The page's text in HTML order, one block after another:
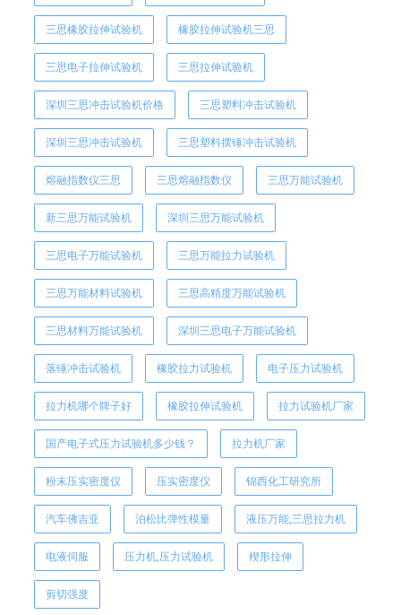
三思橡胶拉伸试验机 橡胶拉伸试验机三思
三思电子拉伸试验机 三思拉伸试验机
深圳三思冲击试验机价格 三思塑料冲击试验机
深圳三思冲击试验机 三思塑料摆锤冲击试验机
熔融指数仪三思 三思熔融指数仪 三思万能试验机
新三思万能试验机 深圳三思万能试验机
三思电子万能试验机 三思万能拉力试验机
三思万能材料试验机 三思高精度万能试验机
三思材料万能试验机 深圳三思电子万能试验机
落锤冲击试验机 橡胶拉力试验机 电子压力试验机
拉力机哪个牌子好 橡胶拉伸试验机 拉力试验机厂家
国产电子式压力试验机多少钱？ 拉力机厂家
粉末压实密度仪 压实密度仪 锦西化工研究所
汽车佛吉亚 泊松比弹性模量 液压万能,三思拉力机
电液伺服 压力机,压力试验机 楔形拉伸
剪切强度